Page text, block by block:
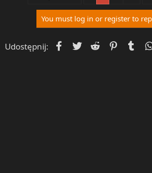
You must log in or register to
Udostępnij: Facebook
Twitter Reddit